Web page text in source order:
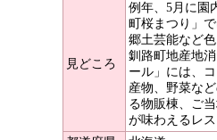
見どころ
例年、5月に園
町桜まつり」
郷土芸能など
釧路町地産地
ール」には、
産物、野菜な
る物販棟、ご
が味わえるレ